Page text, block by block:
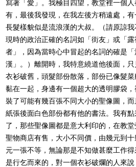
寫著「愛」。我極目四望，教堂裡一個人
有，最後我發現，在我左後方稍遠處，有
長髮樣貌似是流浪漢的大叔。（請原諒我
現時的政治正確的名詞如「街友」或「露
者」，因為當時心中冒起的名詞的確是「
漢」。）離開時，我特意繞道他後面，只
衣衫破舊，頭髮部份散落，部份已像髮菜
黏在一起，身邊有一個超大的透明膠袋，
裝了可能有幾百張不同大小的聖像圖，而
紙張後面白色部份都有他的書法。我有點
了，那些聖像圖都是意大利印的，在教堂
聖物商店有售，大小不同價，由幾元到十
元一張不等，無論那是不知做甚麼工作得
是行乞而來的，對一個衣衫破爛的人來說